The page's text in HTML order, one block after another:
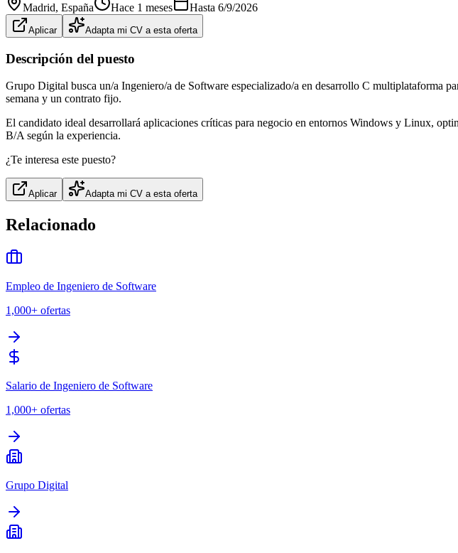
Madrid, España Hace 1 meses Hasta 6/9/2026
Aplicar Adapta mi CV a esta oferta
Descripción del puesto
Grupo Digital busca un/a Ingeniero/a de Software especializado/a en desarrollo C multiplataforma
semana y un contrato fijo.
El candidato ideal desarrollará aplicaciones críticas para negocio en entornos Windows y Linux,
B/A según la experiencia.
¿Te interesa este puesto?
Aplicar Adapta mi CV a esta oferta
Relacionado
Empleo de Ingeniero de Software
1,000+ ofertas
Salario de Ingeniero de Software
1,000+ ofertas
Grupo Digital